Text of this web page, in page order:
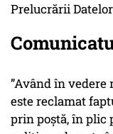
Prelucrării
”Având în
este reclamat
prin poștă, în plic